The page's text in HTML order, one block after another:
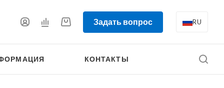
Задать вопрос RU
КОНТАКТЫ